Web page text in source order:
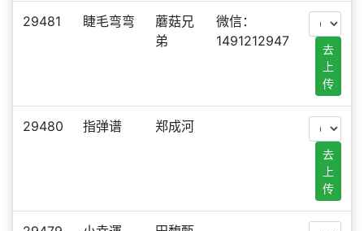
29481 睫毛弯弯
蘑菇兄
弟
微信：
1491212947
去
上
传
29480 指弹谱 郑成河
去
上
传